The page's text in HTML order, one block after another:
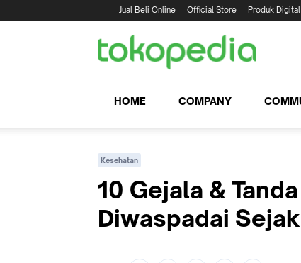
Jual Beli Online Official Store Produk Digital
HOME COMPANY
Kesehatan
10 Gejala &
Diwaspadai